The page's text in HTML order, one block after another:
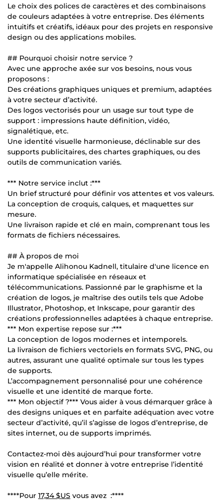
Le choix des polices de caractères et des combinaisons
de couleurs adaptées à votre entreprise. Des éléments
intuitifs et créatifs, idéaux pour des projets en responsive
design ou des applications mobiles.
## Pourquoi choisir notre service ?
Avec une approche axée sur vos besoins, nous vous
proposons :
Des créations graphiques uniques et premium, adaptées
à votre secteur d’activité.
Des logos vectorisés pour un usage sur tout type de
support : impressions haute définition, vidéo,
signalétique, etc.
Une identité visuelle harmonieuse, déclinable sur des
supports publicitaires, des chartes graphiques, ou des
outils de communication variés.
*** Notre service inclut :***
Un brief structuré pour définir vos attentes et vos valeurs.
La conception de croquis, calques, et maquettes sur
mesure.
Une livraison rapide et clé en main, comprenant tous les
formats de fichiers nécessaires.
## À propos de moi
Je m'appelle Alihonou Kadnell, titulaire d'une licence en
informatique spécialisée en réseaux et
télécommunications. Passionné par le graphisme et la
création de logos, je maîtrise des outils tels que Adobe
Illustrator, Photoshop, et Inkscape, pour garantir des
créations professionnelles adaptées à chaque entreprise.
*** Mon expertise repose sur :***
La conception de logos modernes et intemporels.
La livraison de fichiers vectoriels en formats SVG, PNG, ou
autres, assurant une qualité optimale sur tous les types
de supports.
L’accompagnement personnalisé pour une cohérence
visuelle et une identité de marque forte.
*** Mon objectif ?*** Vous aider à vous démarquer grâce à
des designs uniques et en parfaite adéquation avec votre
secteur d’activité, qu’il s’agisse de logos d’entreprise, de
sites internet, ou de supports imprimés.
Contactez-moi dès aujourd’hui pour transformer votre
vision en réalité et donner à votre entreprise l’identité
visuelle qu’elle mérite.
****Pour 17,34 $US vous avez :****